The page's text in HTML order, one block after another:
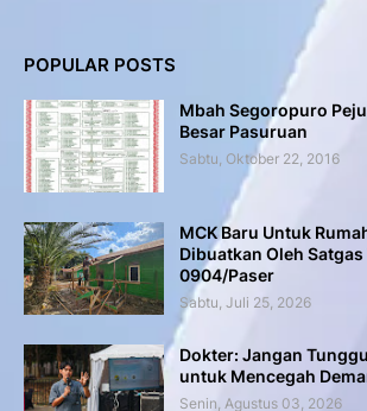
POPULAR POSTS
Mbah Segoropuro
Besar Pasuruan
Sabtu, Oktober 22, 2016
MCK Baru Untuk
Dibuatkan Oleh
0904/Paser
Sabtu, Juli 25, 2026
Dokter: Jangan
untuk Mencegah
Senin, Agustus 03, 2026